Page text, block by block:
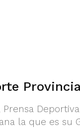
Prensa
la que es su